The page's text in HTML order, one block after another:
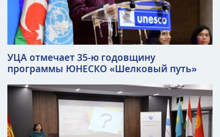
УЦА отмечает 35-ю годовщину
программы ЮНЕСКО «Шелковый путь»